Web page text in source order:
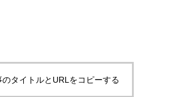
のタイトルとURLをコピーする